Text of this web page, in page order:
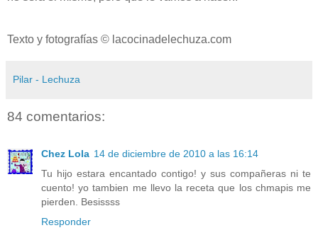
Texto y fotografías © lacocinadelechuza.com
Pilar - Lechuza
84 comentarios:
Chez Lola 14 de diciembre de 2010 a las 16:14
Tu hijo estara encantado contigo! y sus compañeras ni te
cuento! yo tambien me llevo la receta que los chmapis me
pierden. Besissss
Responder